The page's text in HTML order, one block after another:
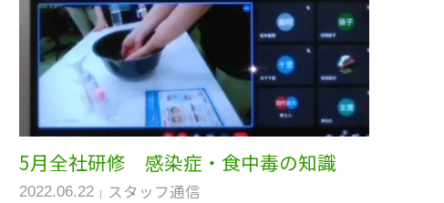
5月全社研修 感染症・食中毒の知識
2022.06.22 スタッフ通信